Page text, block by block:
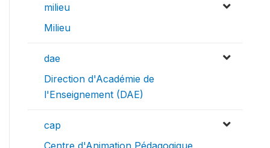
milieu
Milieu
dae
Direction d'Académie de
l'Enseignement (DAE)
cap
Centre d'Animation Pédagogique